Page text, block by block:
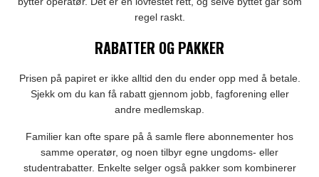
regel raskt.
RABATTER OG PAKKER
Prisen på papiret er ikke alltid den du ender opp med å betale.
Sjekk om du kan få rabatt gjennom jobb, fagforening eller
andre medlemskap.
Familier kan ofte spare på å samle flere abonnementer hos
samme operatør, og noen tilbyr egne ungdoms- eller
studentrabatter. Enkelte selger også pakker som kombinerer